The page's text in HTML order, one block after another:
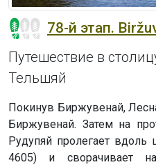
78-й этап.
Путешествие в
Тельшяй
Покинув Биржувенай,
Биржувенай. Затем на
Рудупяй пролегает
4605) и сворачивает